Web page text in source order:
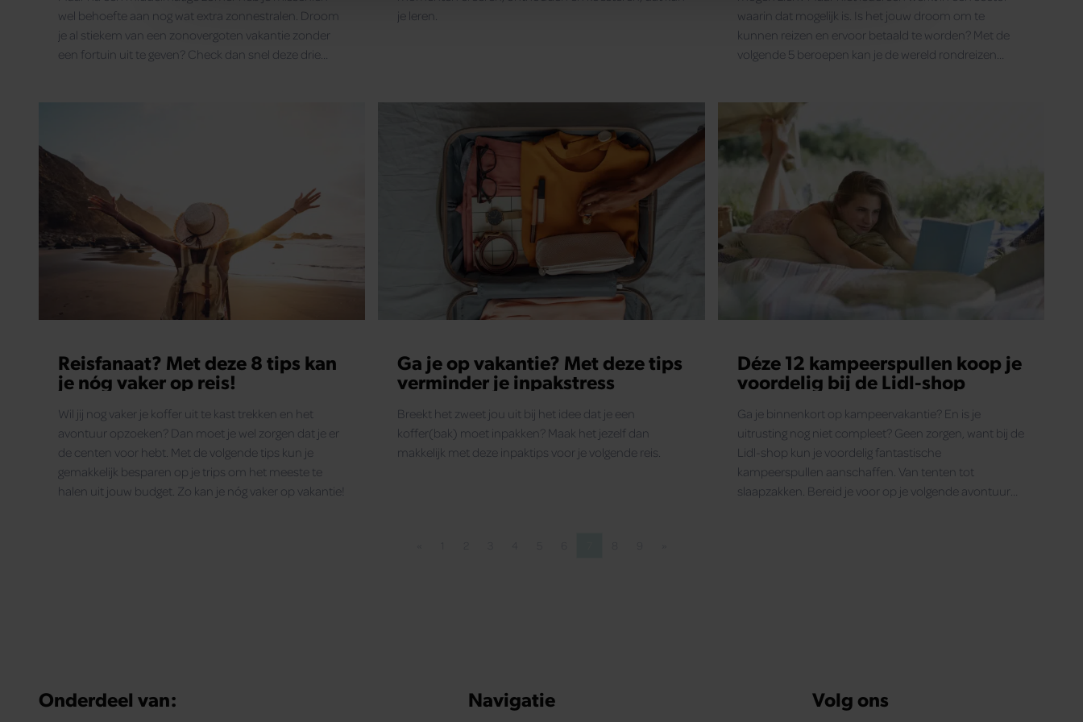
wel behoefte aan nog wat extra zonnestralen. Droom
je al stiekem van een zonovergoten vakantie zonder
een fortuin uit te geven? Check dan snel deze drie
je leren.
waarin dat mogelijk is. Is het jouw droom om te
kunnen reizen en ervoor betaald te worden? Met de
volgende 5 beroepen kan je de wereld rondreizen
Reisfanaat? Met deze 8 tips kan
je nóg vaker op reis!
Wil jij nog vaker je koffer uit te kast trekken en het
avontuur opzoeken? Dan moet je wel zorgen dat je er
de centen voor hebt. Met de volgende tips kun je
gemakkelijk besparen op je trips om het meeste te
halen uit jouw budget. Zo kan je nóg vaker op vakantie!
Ga je op vakantie? Met deze tips
verminder je inpakstress
Breekt het zweet jou uit bij het idee dat je een
koffer(bak) moet inpakken? Maak het jezelf dan
makkelijk met deze inpaktips voor je volgende reis.
Déze 12 kampeerspullen koop je
voordelig bij de Lidl-shop
Ga je binnenkort op kampeervakantie? En is je
uitrusting nog niet compleet? Geen zorgen, want bij de
Lidl-shop kun je voordelig fantastische
kampeerspullen aanschaffen. Van tenten tot
slaapzakken. Bereid je voor op je volgende avontuur
Onderdeel van: Navigatie Volg ons